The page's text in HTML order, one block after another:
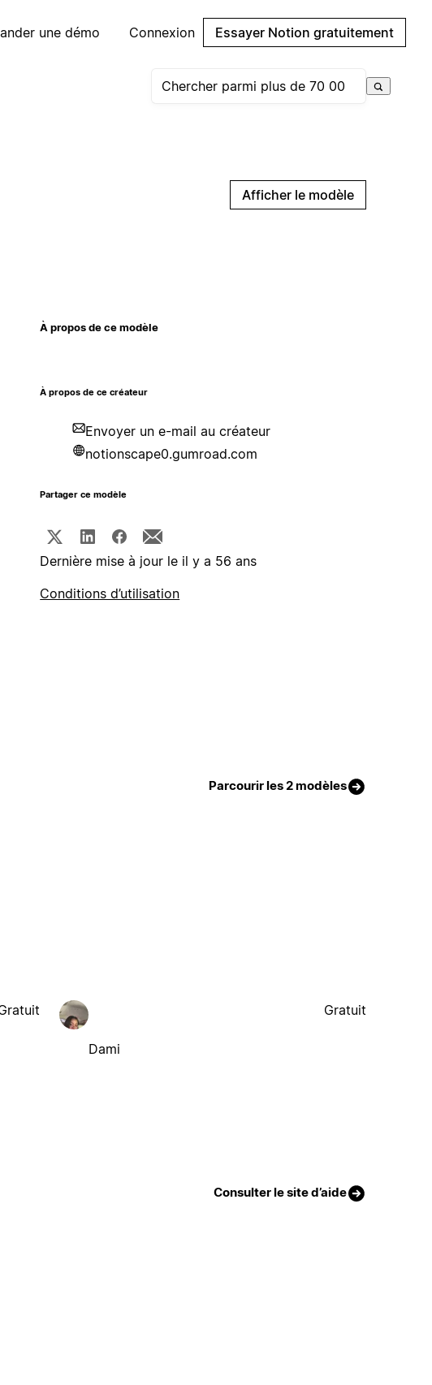
une démo Connexion Essayer Notion gratuitement
Afficher le modèle
À propos de ce modèle
À propos de ce créateur
Envoyer un e-mail au créateur
notionscape0.gumroad.com
Partager ce modèle
Dernière mise à jour le il y a 56 ans
Conditions d’utilisation
Parcourir les 2 modèles
Dami
Gratuit
Consulter le site d’aide